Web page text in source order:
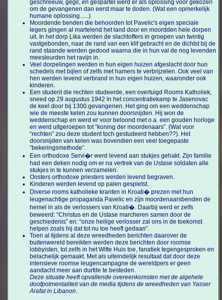
geschreeuw, gegil, en gespartel werd er als oplossing voor gekozen
om de gevangenen dan eerst maar te doden. (Wat een opmerkelijk
humane oplossing......)
Moordende benden die behoorden tot Pavelic's eigen speciale
legers gingen al martelend het land door en moordden hele dorpen
uit. In het dorp Lika werden de slachtoffers in groepen van twintig
vastgebonden, naar de rand van een klif gebracht en de dichtst bij de
rand staande werden gedood waarna die in hun val de nog levenden
meesleurden het ravijn in.
Veel dorpelingen werden in hun eigen huizen afgeslacht door hun
schedels met bijlen of zelfs met hamers te verbrijzelen. Ook veel van
hen werden levend verbrand in hun eigen huizen, waaronder ook
kinderen.
Een student die rechten studeerde, een overtuigd Rooms Katholiek,
sneed op 29 augustus 1942 in het concentratiekamp te Jasenovac
de keel door bij 1300 gevangenen. Het ging om een weddenschap
wie de meeste kelen zou kunnen doorsnijden. Hij won de
weddenschap en werd er voor beloond met o.a. een gouden horloge
en werd uitgeroepen tot “koning der moordenaars”. (Wat voor
“rechten” zou deze student toch gestudeerd hebben??). Het
doorsnijden van kelen was bovendien een veel toegepaste
“bekeringsmethode”.
Een orthodoxe Servi�r werd levend aan stukjes gehakt. Zijn familie
had een deken nodig om er na vertrek van de Ustase soldaten alle
stukjes in te kunnen verzamelen.
Oosters orthodoxe priesters werden levend begraven.
Kinderen werden levend op palen gespietst.
Diverse rooms katholieke kranten in Kroati� prezen met hun
leugenachtige propaganda Pavelic en zijn moordenaarsbenden de
hemel in als de verlossers van Kroati�. Daarbij werd er zelfs
beweerd: “Christus en de Ustase marcheren samen door de
geschiedenis” en: “onze heilige verlosser zal ons in de toekomst
helpen zoals hij dat tot nu toe heeft gedaan”.
Toen al tijdens al deze wreedheden berichten daarover de
buitenwereld bereikten werden deze berichten door roomse
lobbyisten, tot zelfs in het Witte Huis toe, fanatiek tegengesproken en
belachelijk gemaakt. Met als uiteindelijk resultaat dat door deze
intensieve roomse leugencampagne de wereldpers er geen
aandacht meer aan durfde te besteden.
Deze situatie heeft opvallende overeenkomsten met de algehele
doofpotmentaliteit van de media tijdens de wreedheden van Yasser
Arafat in Libanon.